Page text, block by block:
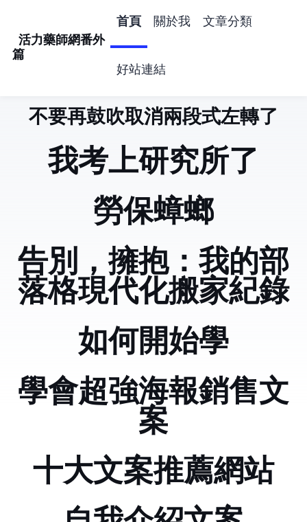
活力藥師網番外
篇
首頁 關於我 文章分類
好站連結
活力藥師網番外
不要再鼓吹取消兩段式左轉了
我考上研究所了
勞保蟑螂
告別 Hugo，擁抱 Astro：我的部
落格現代化搬家紀錄
如何開始學python
學會超強海報銷售文
案
十大文案推薦網站